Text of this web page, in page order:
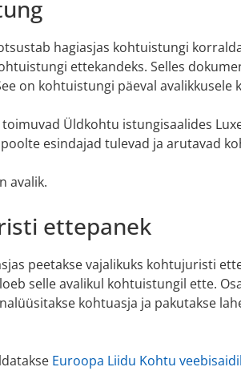
hagiasjas kohtuistungi
ettekandeks. Selles
on kohtuistungi päeval avalikkusele
Üldkohtu istungisaalides
esindajad tulevad ja arutavad
avalik.
ettepanek
peetakse vajalikuks kohtujuristi
selle avalikul kohtuistungil ette.
kohtuasja ja pakutakse
Euroopa Liidu Kohtu